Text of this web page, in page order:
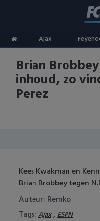
Ajax
ADO Den Haag
Ajax
AZ
FC Utrecht
Competities
Eredivisie
Keuken Kampioen Divisie
Champions League
Oranje
Goals & Samenvattingen
Brian
inhoud, zo
Perez
Kees Kwakman en
Brian Brobbey tegen
Auteur: Remko
Tags: Ajax, ESPN